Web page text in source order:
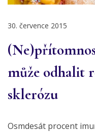
30. července 2015
může odhalit
sklerózu
Osmdesát procent